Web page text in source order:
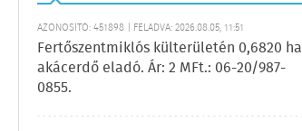
AZONOSÍTÓ: 451898 | FELADVA: 2026.08.05, 11:51
Fertőszentmiklós külterületén 0,6820 ha
akácerdő eladó. Ár: 2 MFt.: 06-20/987-
0855.